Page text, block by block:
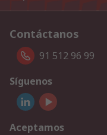
Contáctanos
91 512 96 99
Síguenos
Aceptamos